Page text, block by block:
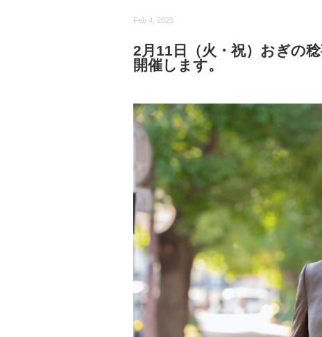
Feb 4, 2025
2月11日（火・祝）おぎの
開催します。